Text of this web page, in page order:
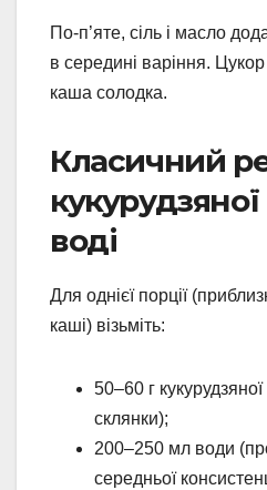
По-п’яте, сіль і масло
в середині варіння.
каша солодка.
Класичний
воді
Для однієї порції
каші) візьміть:
50–60 г
склянки);
200–250 мл води
середньої